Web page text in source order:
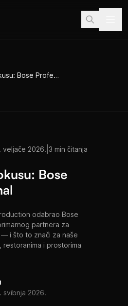
Klijent u fokusu: Bose Professional
veljače 2026. 3 min čitanja
Bose
odabrao Bose
partnera za
i što to znači za naše
restoranima i prostorima
svibnja 2026.